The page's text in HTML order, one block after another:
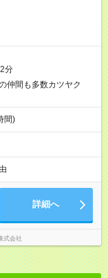
分
仲間も多数カツヤク
間)
詳細へ
式会社